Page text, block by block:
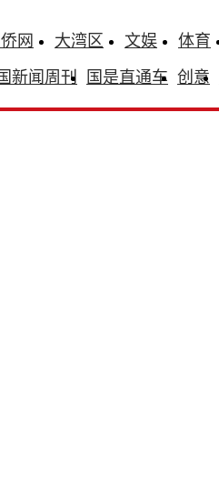
网 大湾区 文娱 体育
新闻周刊 国是直通车 创意